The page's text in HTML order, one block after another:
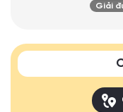
Giải